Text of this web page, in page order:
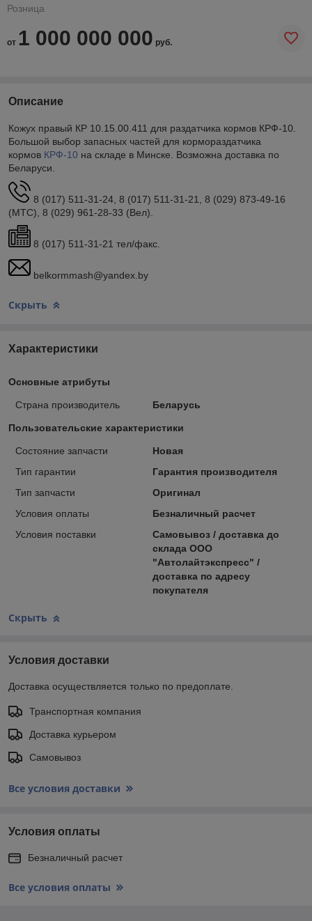
Розница
от 1 000 000 000 руб.
Описание
Кожух правый КР 10.15.00.411 для раздатчика кормов КРФ-10.
Большой выбор запасных частей для кормораздатчика
кормов КРФ-10 на складе в Минске. Возможна доставка по
Беларуси.
8 (017) 511-31-24, 8 (017) 511-31-21, 8 (029) 873-49-16
(МТС), 8 (029) 961-28-33 (Вел).
8 (017) 511-31-21 тел/факс.
belkormmash@yandex.by
Скрыть
Характеристики
Основные атрибуты
Страна производитель Беларусь
Пользовательские характеристики
Состояние запчасти
Новая
Тип гарантии
Гарантия производителя
Тип запчасти
Оригинал
Условия оплаты
Безналичный расчет
Условия поставки
Самовывоз / доставка до
склада ООО
"Автолайтэкспресс" /
доставка по адресу
покупателя
Скрыть
Условия доставки
Доставка осуществляется только по предоплате.
Транспортная компания
Доставка курьером
Самовывоз
Все условия доставки
Условия оплаты
Безналичный расчет
Все условия оплаты